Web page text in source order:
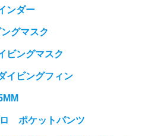
ンダー
グマスク
ビングマスク
イビングフィン
ポケットパンツ